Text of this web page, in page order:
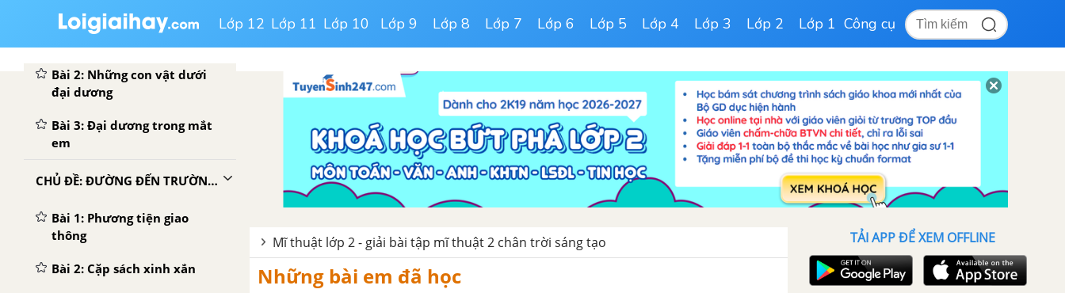
Lớp 12 Lớp 11 Lớp 10 Lớp 9 Lớp 8 Lớp 7 Lớp 6 Lớp 5 Lớp 4 Lớp 3 Lớp 2 Lớp 1 Công cụ
Bài 2: Những con vật dưới
đại dương
Bài 3: Đại dương trong mắt
em
CHỦ ĐỀ: ĐƯỜNG ĐẾN TRƯỜNG EM
Bài 1: Phương tiện giao
thông
Bài 2: Cặp sách xinh xắn
Mĩ thuật lớp 2 - giải bài tập mĩ thuật 2 chân trời sáng tạo
Những bài em đã học
TẢI APP ĐỂ XEM OFFLINE